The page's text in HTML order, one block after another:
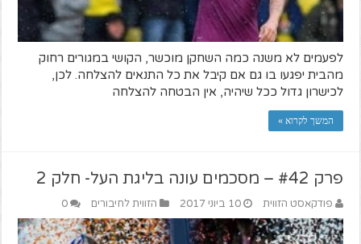
לפעמים לא משנה כמה השחקן מוכשר, הקושי במגורים רחוק
מהבית יפגעו בו גם אם קיבל את כל התנאים להצלחה. לכן,
לכישרון גדול ככל שיהיה, אין הבטחה להצלחה
המשך לקרוא »
פרק #42 – מסכמים עונה בליגת העל- חלק 2
פודקאסט הזווית 10 ביוני 2017 הזווית לחיבורים 0